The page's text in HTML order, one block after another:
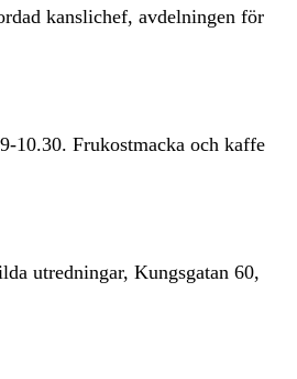
kanslichef, avdelningen för
10.30. Frukostmacka och kaffe
utredningar, Kungsgatan 60,